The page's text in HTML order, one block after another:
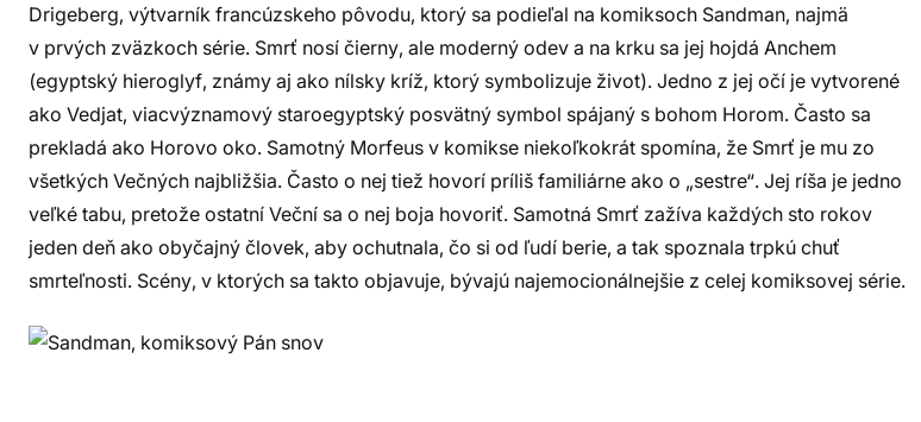
Drigeberg, výtvarník francúzskeho pôvodu, ktorý sa podieľal na komiksoch Sandman, najmä
v prvých zväzkoch série. Smrť nosí čierny, ale moderný odev a na krku sa jej hojdá Anchem
(egyptský hieroglyf, známy aj ako nílsky kríž, ktorý symbolizuje život). Jedno z jej očí je vytvorené
ako Vedjat, viacvýznamový staroegyptský posvätný symbol spájaný s bohom Horom. Často sa
prekladá ako Horovo oko. Samotný Morfeus v komikse niekoľkokrát spomína, že Smrť je mu zo
všetkých Večných najbližšia. Často o nej tiež hovorí príliš familiárne ako o „sestre“. Jej ríša je jedno
veľké tabu, pretože ostatní Veční sa o nej boja hovoriť. Samotná Smrť zažíva každých sto rokov
jeden deň ako obyčajný človek, aby ochutnala, čo si od ľudí berie, a tak spoznala trpkú chuť
smrteľnosti. Scény, v ktorých sa takto objavuje, bývajú najemocionálnejšie z celej komiksovej série.